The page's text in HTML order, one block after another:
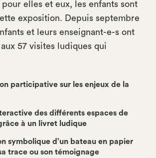
elles et eux, les enfants sont
exposition. Depuis septembre
et leurs enseignant-e-s ont
57 visites ludiques qui
participative sur les enjeux de la
des différents espaces de
à un livret ludique
symbolique d’un bateau en papier
trace ou son témoignage